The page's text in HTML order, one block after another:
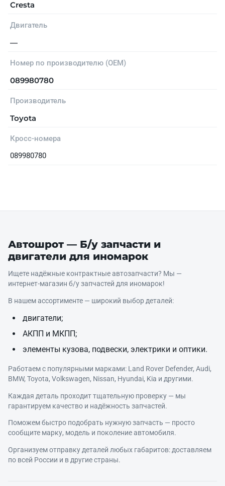
Cresta
Двигатель
—
Номер по производителю (OEM)
089980780
Производитель
Toyota
Кросс-номера
089980780
Автошрот — Б/у запчасти и
двигатели для иномарок
Ищете надёжные контрактные автозапчасти? Мы —
интернет‑магазин б/у запчастей для иномарок!
В нашем ассортименте — широкий выбор деталей:
двигатели;
АКПП и МКПП;
элементы кузова, подвески, электрики и оптики.
Работаем с популярными марками: Land Rover Defender, Audi,
BMW, Toyota, Volkswagen, Nissan, Hyundai, Kia и другими.
Каждая деталь проходит тщательную проверку — мы
гарантируем качество и надёжность запчастей.
Поможем быстро подобрать нужную запчасть — просто
сообщите марку, модель и поколение автомобиля.
Организуем отправку деталей любых габаритов: доставляем
по всей России и в другие страны.